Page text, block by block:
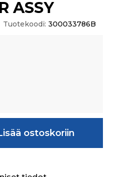
ASSY
Tuotekoodi: 300033786B
ostoskoriin